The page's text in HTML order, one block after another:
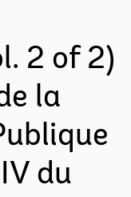
2 of 2)
la
du